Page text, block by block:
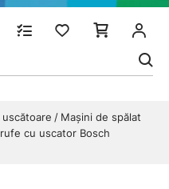
Mașini de spălat
cu uscator Bosch